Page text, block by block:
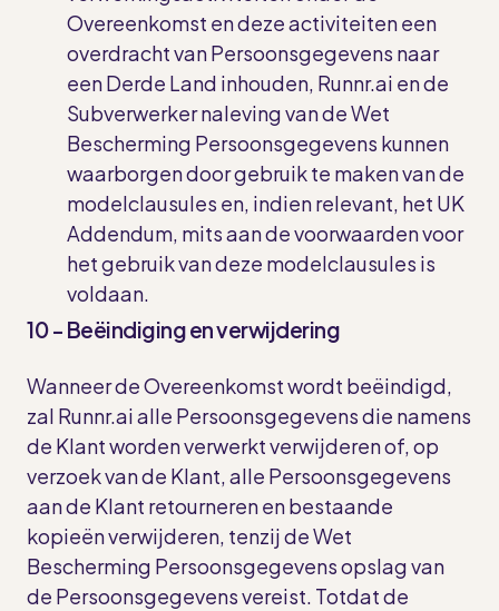
Overeenkomst en deze activiteiten een
overdracht van Persoonsgegevens naar
een Derde Land inhouden, Runnr.ai en de
Subverwerker naleving van de Wet
Bescherming Persoonsgegevens kunnen
waarborgen door gebruik te maken van de
modelclausules en, indien relevant, het UK
Addendum, mits aan de voorwaarden voor
het gebruik van deze modelclausules is
voldaan.
10 - Beëindiging en verwijdering
Wanneer de Overeenkomst wordt beëindigd,
zal Runnr.ai alle Persoonsgegevens die namens
de Klant worden verwerkt verwijderen of, op
verzoek van de Klant, alle Persoonsgegevens
aan de Klant retourneren en bestaande
kopieën verwijderen, tenzij de Wet
Bescherming Persoonsgegevens opslag van
de Persoonsgegevens vereist. Totdat de